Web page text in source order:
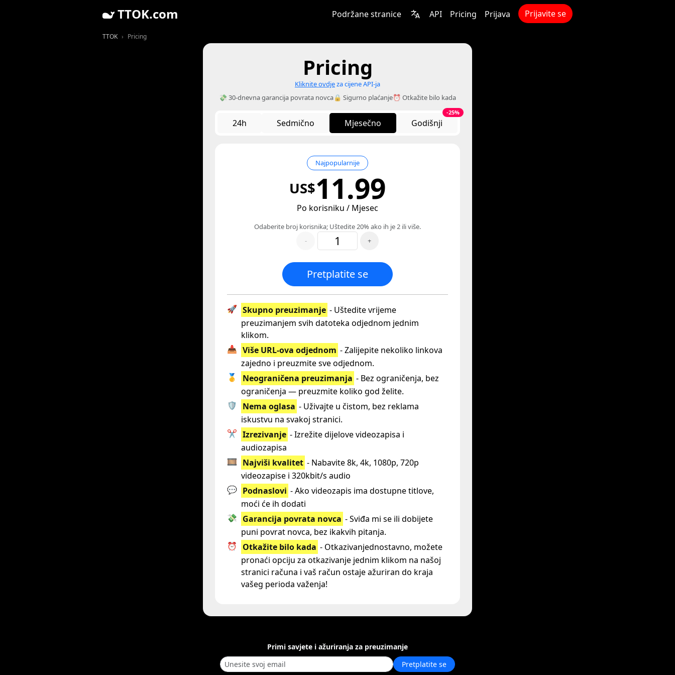
TTOK.com Podržane stranice API Pricing Prijava Prijavite se
TTOK Pricing
Pricing
Kliknite ovdjeza cijene API-ja
💸 30-dnevna garancija povrata novca🔒 Sigurno plaćanje⏰ Otkažite bilo kada
24h Sedmično Mjesečno Godišnji
-25%
Najpopularnije
US$11.99
Po korisniku / Mjesec
Odaberite broj korisnika; Uštedite 20% ako ih je 2 ili više.
-
+
Pretplatite se
🚀 Skupno preuzimanje - Uštedite vrijeme
preuzimanjem svih datoteka odjednom jednim
klikom.
📥 Više URL-ova odjednom - Zalijepite nekoliko linkova
zajedno i preuzmite sve odjednom.
🥇
Neograničena preuzimanja - Bez ograničenja, bez
ograničenja — preuzmite koliko god želite.
🛡️
Nema oglasa - Uživajte u čistom, bez reklama
iskustvu na svakoj stranici.
✂️ Izrezivanje - Izrežite dijelove videozapisa i
audiozapisa
🎞️ Najviši kvalitet - Nabavite 8k, 4k, 1080p, 720p
videozapise i 320kbit/s audio
💬 Podnaslovi - Ako videozapis ima dostupne titlove,
moći će ih dodati
💸 Garancija povrata novca - Sviđa mi se ili dobijete
puni povrat novca, bez ikakvih pitanja.
⏰
Otkažite bilo kada - Otkazivanjednostavno, možete
pronaći opciju za otkazivanje jednim klikom na našoj
stranici računa i vaš račun ostaje ažuriran do kraja
vašeg perioda važenja!
Primi savjete i ažuriranja za preuzimanje
Pretplatite se